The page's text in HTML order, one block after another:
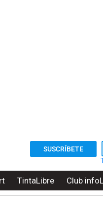
SUSCRÍBETE
TintaLibre Club